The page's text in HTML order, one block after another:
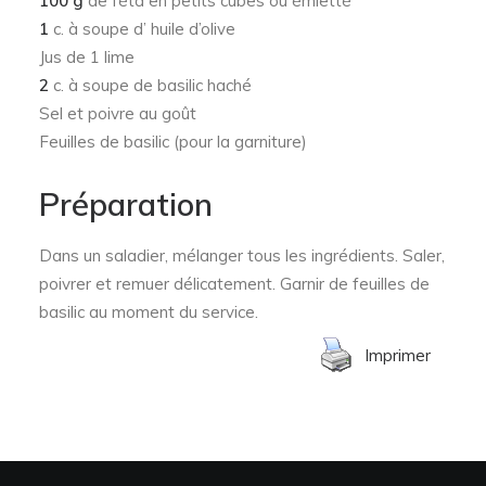
1 c. à soupe d’ huile d’olive
Jus de 1 lime
2 c. à soupe de basilic haché
Sel et poivre au goût
Feuilles de basilic (pour la garniture)
Préparation
Dans un saladier, mélanger tous les ingrédients. Saler,
poivrer et remuer délicatement. Garnir de feuilles de
basilic au moment du service.
Imprimer